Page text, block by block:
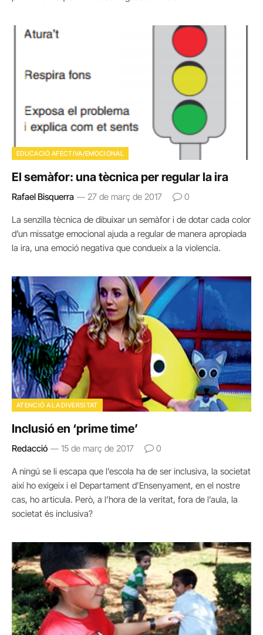
EDUCACIÓ AFECTIVA/EMOCIONAL
El semàfor: una tècnica per regular la ira
Rafael Bisquerra 27 de març de 2017 0
La senzilla tècnica de dibuixar un semàfor i de dotar cada color
d’un missatge emocional ajuda a regular de manera apropiada
la ira, una emoció negativa que condueix a la violencia.
ATENCIÓ A LA DIVERSITAT
Inclusió en ‘prime time’
Redacció 15 de març de 2017 0
A ningú se li escapa que l’escola ha de ser inclusiva, la societat
així ho exigeix i el Departament d’Ensenyament, en el nostre
cas, ho articula. Però, a l’hora de la veritat, fora de l’aula, la
societat és inclusiva?